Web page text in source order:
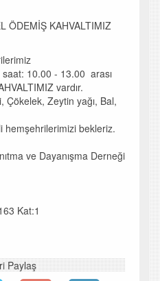
ÖDEMİŞ KAHVALTIMIZ
10.00 - 13.00 arası
vardır.
Zeytin yağı, Bal,
hemşehrilerimizi bekleriz.
ve Dayanışma Derneği
Kat:1
Paylaş